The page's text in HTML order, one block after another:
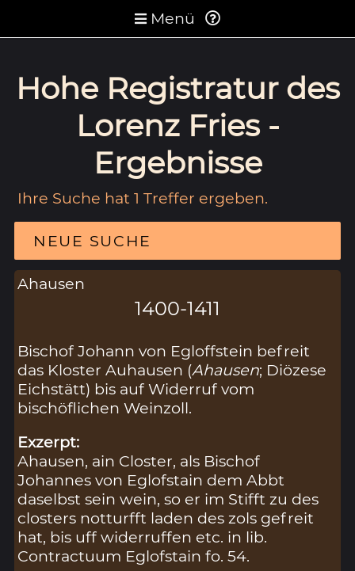
Menü
Hohe Registratur des
Lorenz Fries -
Ergebnisse
Ihre Suche hat 1 Treffer ergeben.
NEUE SUCHE
Ahausen
1400-1411
Bischof Johann von Egloffstein befreit
das Kloster Auhausen (Ahausen; Diözese
Eichstätt) bis auf Widerruf vom
bischöflichen Weinzoll.
Exzerpt:
Ahausen, ain Closter, als Bischof
Johannes von Eglofstain dem Abbt
daselbst sein wein, so er im Stifft zu des
closters notturfft laden des zols gefreit
hat, bis uff widerruffen etc. in lib.
Contractuum Eglofstain fo. 54.